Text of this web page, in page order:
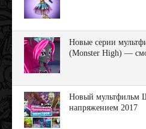
Новые серии
(Monster High) —
Новый мультфильм
напряжением 2017